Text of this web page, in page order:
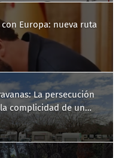
con Europa: nueva ruta
La persecución
complicidad de un